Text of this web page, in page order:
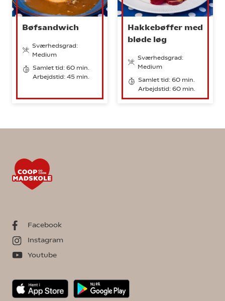
Bøfsandwich
Sværhedsgrad:
Medium
Samlet tid: 60 min.
Arbejdstid: 45 min.
Hakkebøffer med
bløde løg
Sværhedsgrad:
Medium
Samlet tid: 60 min.
Arbejdstid: 60 min.
Facebook
Instagram
Youtube